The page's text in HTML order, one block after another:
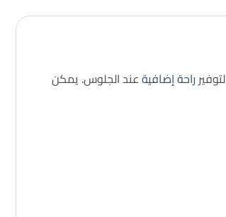
راحة إضافيةعند الجلوس. يمكن